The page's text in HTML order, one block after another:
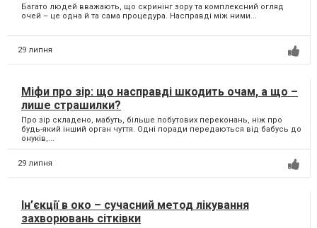
Багато людей вважають, що скринінг зору та комплексний огляд
очей – це одна й та сама процедура. Насправді між ними...
29 липня
Міфи про зір: що насправді шкодить очам, а що –
лише страшилки?
Про зір складено, мабуть, більше побутових переконань, ніж про
будь-який інший орган чуття. Одні поради передаються від бабусь до
онуків,...
29 липня
Ін’єкції в око – сучасний метод лікування
захворювань сітківки